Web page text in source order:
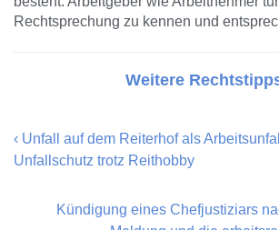
Rechtsprechung zu kennen und
Weitere
‹ Unfall auf dem Reiterhof als
Unfallschutz trotz Reithobby
Kündigung eines Chefjustiziars